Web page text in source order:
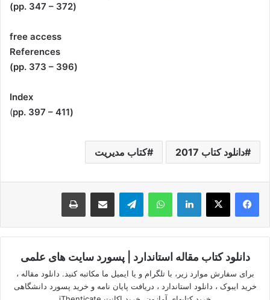
(pp. 347 – 372)
free access
References
(pp. 373 – 396)
Index
(pp. 397 – 411
)
دانلود کتاب 2017 کتاب مدیریت
لینکدین واتس آپ تلگرام اشتراک گذاری از طریق ایمیل چاپ
دانلود کتاب مقاله استاندارد | پسورد سایت های علمی
برای سفارش موارد زیر، با تلگرام و یا ایمیل ما مکاتبه کنید. دانلود مقاله ،
خرید ایبوک ، دانلود استاندارد ، دریافت پایان نامه و خرید پسورد دانشگاهی